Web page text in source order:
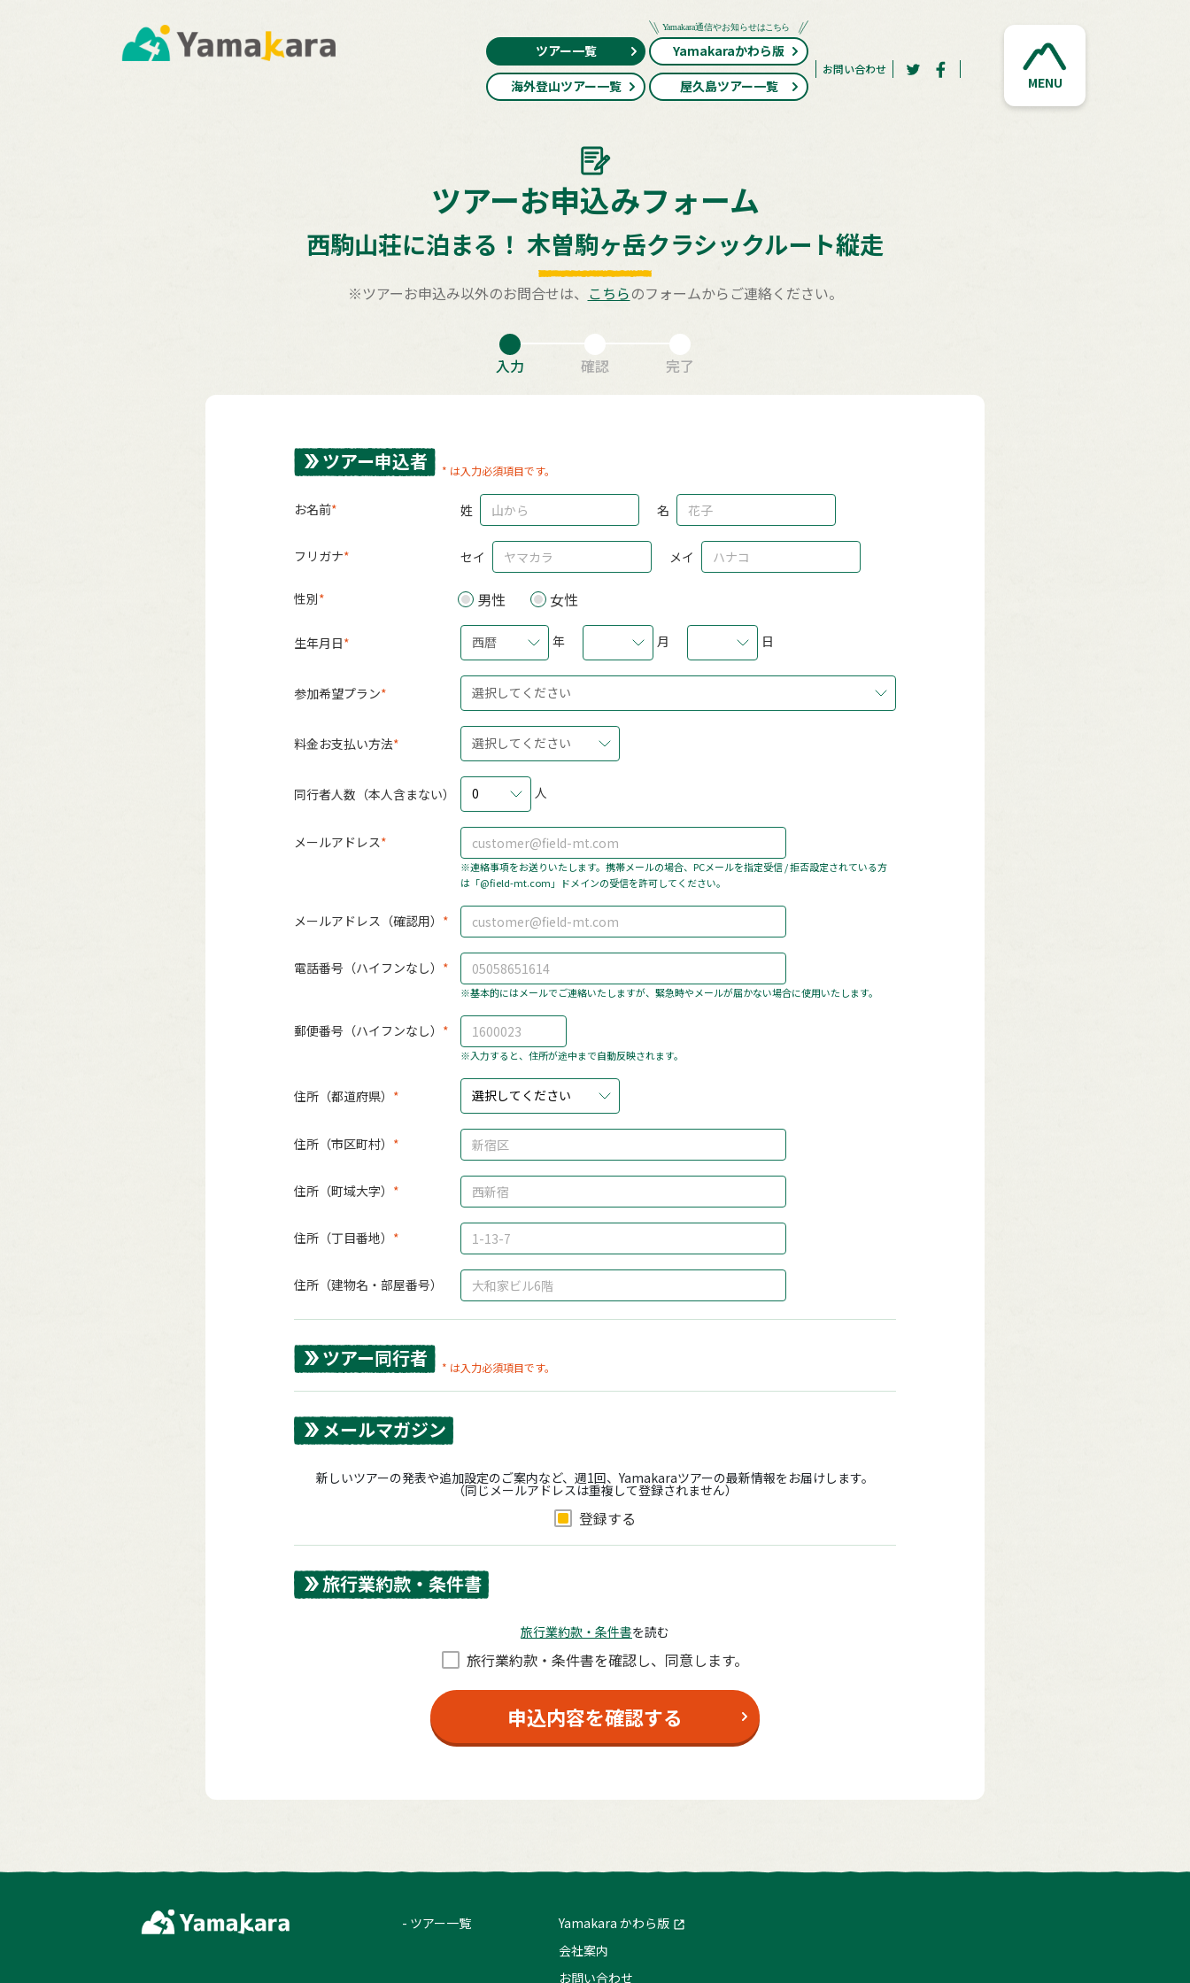
ツアー一覧
Yamakaraかわら版
海外登山ツアー一覧
屋久島ツアー一覧
お問い合わせ
MENU
ツアーお申込みフォーム
西駒山荘に泊まる！ 木曽駒ヶ岳クラシックルート縦走
※ツアーお申込み以外のお問合せは、 こちらのフォームからご連絡ください。
入力 確認 完了
ツアー申込者 * は入力必須項目です。
お名前 姓 名
フリガナ セイ メイ
性別 男性 女性
生年月日 西暦 年 月 日
参加希望プラン 選択してください
料金お支払い方法 選択してください
同行者人数（本人含まない） 0 人
メールアドレス
※連絡事項をお送りいたします。携帯メールの場合、PCメールを指定受信 / 拒否設定されている方
は「@field-mt.com」ドメインの受信を許可してください。
メールアドレス（確認用）
電話番号（ハイフンなし）
※基本的にはメールでご連絡いたしますが、緊急時やメールが届かない場合に使用いたします。
郵便番号（ハイフンなし）
※入力すると、住所が途中まで自動反映されます。
住所（都道府県） 選択してください
住所（市区町村）
住所（町域大字）
住所（丁目番地）
住所（建物名・部屋番号）
ツアー同行者 * は入力必須項目です。
メールマガジン
新しいツアーの発表や追加設定のご案内など、週1回、Yamakaraツアーの最新情報をお届けします。
（同じメールアドレスは重複して登録されません）
登録する
旅行業約款・条件書
旅⾏業約款・条件書を読む
旅⾏業約款・条件書を確認し、同意します。
申込内容を確認する
ツアー一覧
Yamakara かわら版
会社案内
お問い合わせ